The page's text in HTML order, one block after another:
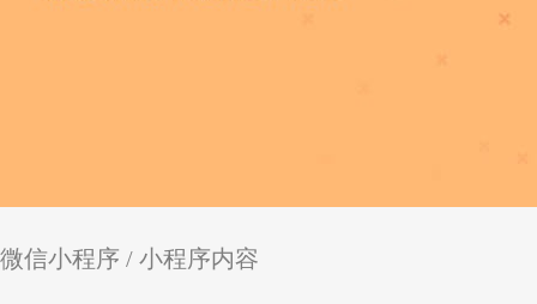
微信小程序 / 小程序内容